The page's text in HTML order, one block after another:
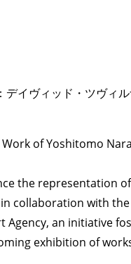
イヴィッド・ツヴィ
of Yoshitomo
the representation
collaboration with
Agency, an initiative
exhibition of